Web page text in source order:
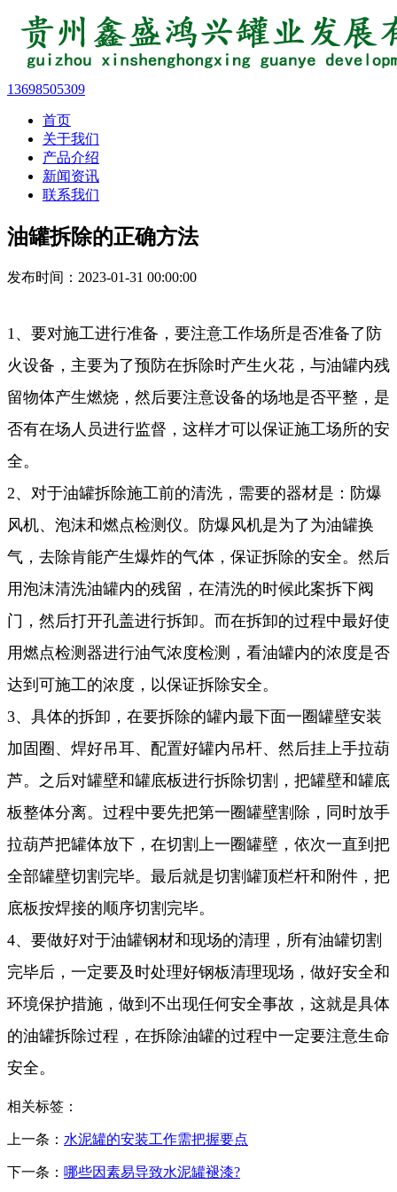
13698505309
首页
关于我们
产品介绍
新闻资讯
联系我们
油罐拆除的正确方法
发布时间：2023-01-31 00:00:00
1、要对施工进行准备，要注意工作场所是否准备了防
火设备，主要为了预防在拆除时产生火花，与油罐内残
留物体产生燃烧，然后要注意设备的场地是否平整，是
否有在场人员进行监督，这样才可以保证施工场所的安
全。
2、对于油罐拆除施工前的清洗，需要的器材是：防爆
风机、泡沫和燃点检测仪。防爆风机是为了为油罐换
气，去除肯能产生爆炸的气体，保证拆除的安全。然后
用泡沫清洗油罐内的残留，在清洗的时候此案拆下阀
门，然后打开孔盖进行拆卸。而在拆卸的过程中最好使
用燃点检测器进行油气浓度检测，看油罐内的浓度是否
达到可施工的浓度，以保证拆除安全。
3、具体的拆卸，在要拆除的罐内最下面一圈罐壁安装
加固圈、焊好吊耳、配置好罐内吊杆、然后挂上手拉葫
芦。之后对罐壁和罐底板进行拆除切割，把罐壁和罐底
板整体分离。过程中要先把第一圈罐壁割除，同时放手
拉葫芦把罐体放下，在切割上一圈罐壁，依次一直到把
全部罐壁切割完毕。最后就是切割罐顶栏杆和附件，把
底板按焊接的顺序切割完毕。
4、要做好对于油罐钢材和现场的清理，所有油罐切割
完毕后，一定要及时处理好钢板清理现场，做好安全和
环境保护措施，做到不出现任何安全事故，这就是具体
的油罐拆除过程，在拆除油罐的过程中一定要注意生命
安全。
相关标签：
上一条： 水泥罐的安装工作需把握要点
下一条： 哪些因素易导致水泥罐褪漆?